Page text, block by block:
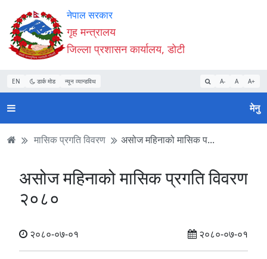
Accessibility
Mode
सुरु
गर्नुहोस्
सामाग्री
पढ्नुहाेस्
नेभिगेसन
पढ्नुहाेस्
वेबसाइट
खोजमा
जानुहोस्
नेपाल सरकार
गृह मन्त्रालय
जिल्ला प्रशासन कार्यालय, डोटी
EN डार्क मोड न्यून व्यान्डविथ A- A A+
मेनु
मासिक प्रगति विवरण असोज महिनाको मासिक प...
असोज महिनाको मासिक प्रगति विवरण
२०८०
२०८०-०७-०१ २०८०-०७-०१